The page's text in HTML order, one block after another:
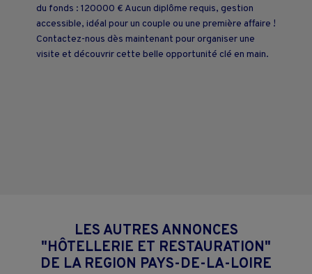
du fonds : 120000 € Aucun diplôme requis, gestion
accessible, idéal pour un couple ou une première affaire !
Contactez-nous dès maintenant pour organiser une
visite et découvrir cette belle opportunité clé en main.
LES AUTRES ANNONCES
"HÔTELLERIE ET RESTAURATION"
DE LA REGION PAYS-DE-LA-LOIRE